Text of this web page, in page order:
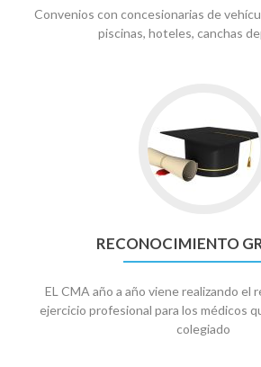
Convenios con concesionarias de
piscinas, hoteles, canchas
to
gremial
RECONOCIMIENTO
EL CMA año a año viene realizando el
ejercicio profesional para los médicos
colegiado